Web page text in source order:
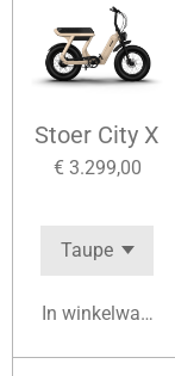
Stoer City X
€ 3.299,00
In winkelwagen